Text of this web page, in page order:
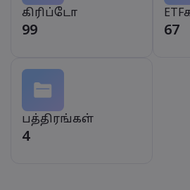
கிரிப்டோ
99 67
பத்திரங்கள்
4